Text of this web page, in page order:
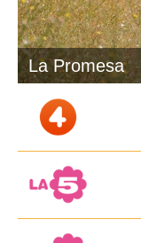
La Promesa